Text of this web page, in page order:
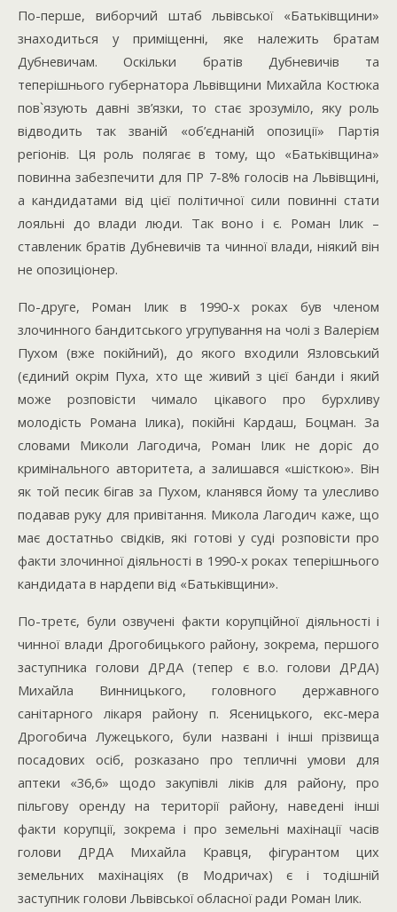
По-перше, виборчий штаб львівської «Батьківщини»
знаходиться у приміщенні, яке належить братам
Дубневичам. Оскільки братів Дубневичів та
теперішнього губернатора Львівщини Михайла Костюка
пов`язують давні зв’язки, то стає зрозуміло, яку роль
відводить так званій «об’єднаній опозиції» Партія
регіонів. Ця роль полягає в тому, що «Батьківщина»
повинна забезпечити для ПР 7-8% голосів на Львівщині,
а кандидатами від цієї політичної сили повинні стати
лояльні до влади люди. Так воно і є. Роман Ілик –
ставленик братів Дубневичів та чинної влади, ніякий він
не опозиціонер.
По-друге, Роман Ілик в 1990-х роках був членом
злочинного бандитського угрупування на чолі з Валерієм
Пухом (вже покійний), до якого входили Язловський
(єдиний окрім Пуха, хто ще живий з цієї банди і який
може розповісти чимало цікавого про бурхливу
молодість Романа Ілика), покійні Кардаш, Боцман. За
словами Миколи Лагодича, Роман Ілик не доріс до
кримінального авторитета, а залишався «шісткою». Він
як той песик бігав за Пухом, кланявся йому та улесливо
подавав руку для привітання. Микола Лагодич каже, що
має достатньо свідків, які готові у суді розповісти про
факти злочинної діяльності в 1990-х роках теперішнього
кандидата в нардепи від «Батьківщини».
По-третє, були озвучені факти корупційної діяльності і
чинної влади Дрогобицького району, зокрема, першого
заступника голови ДРДА (тепер є в.о. голови ДРДА)
Михайла Винницького, головного державного
санітарного лікаря району п. Ясеницького, екс-мера
Дрогобича Лужецького, були названі і інші прізвища
посадових осіб, розказано про тепличні умови для
аптеки «36,6» щодо закупівлі ліків для району, про
пільгову оренду на території району, наведені інші
факти корупції, зокрема і про земельні махінації часів
голови ДРДА Михайла Кравця, фігурантом цих
земельних махінаціях (в Модричах) є і тодішній
заступник голови Львівської обласної ради Роман Ілик.